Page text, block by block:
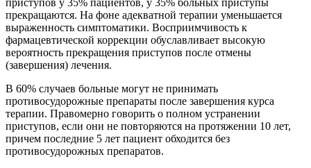
прекращаются. На фоне адекватной терапии уменьшается
выраженность симптоматики. Восприимчивость к
фармацевтической коррекции обуславливает высокую
вероятность прекращения приступов после отмены
(завершения) лечения.
В 60% случаев больные могут не принимать
противосудорожные препараты после завершения курса
терапии. Правомерно говорить о полном устранении
приступов, если они не повторяются на протяжении 10 лет,
причем последние 5 лет пациент обходится без
противосудорожных препаратов.